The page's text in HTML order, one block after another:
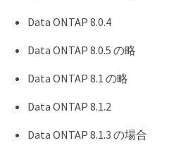
Data ONTAP 8.0.4
Data ONTAP 8.0.5 の略
Data ONTAP 8.1 の略
Data ONTAP 8.1.2
Data ONTAP 8.1.3 の場合